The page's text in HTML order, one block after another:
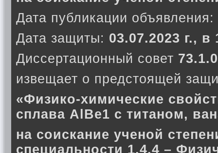
Дата публикации объявления:
Дата защиты: 03.07.2023 г., в
Диссертационный совет
извещает о предстоящей
«Физико-химические
сплава AlBe1 с титаном,
на соискание ученой
специальности 1.4.4 –